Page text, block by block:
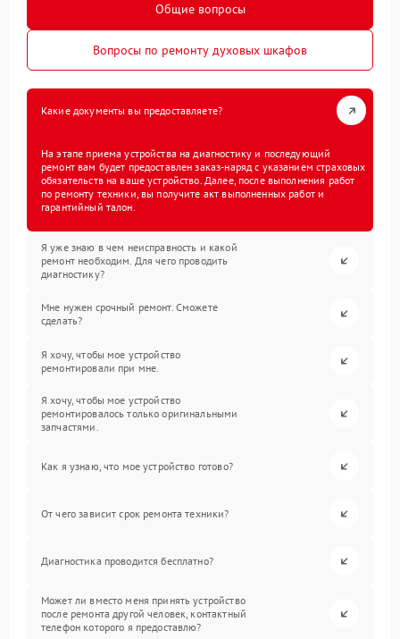
Общие вопросы
Вопросы по ремонту духовых шкафов
Какие документы вы предоставляете?
На этапе приема устройства на диагностику и последующий
ремонт вам будет предоставлен заказ-наряд с указанием страховых
обязательств на ваше устройство. Далее, после выполнения работ
по ремонту техники, вы получите акт выполненных работ и
гарантийный талон.
Я уже знаю в чем неисправность и какой
ремонт необходим. Для чего проводить
диагностику?
Мне нужен срочный ремонт. Сможете
сделать?
Я хочу, чтобы мое устройство
ремонтировали при мне.
Я хочу, чтобы мое устройство
ремонтировалось только оригинальными
запчастями.
Как я узнаю, что мое устройство готово?
От чего зависит срок ремонта техники?
Диагностика проводится бесплатно?
Может ли вместо меня принять устройство
после ремонта другой человек, контактный
телефон которого я предоставлю?